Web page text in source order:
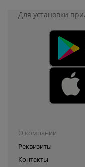
Для установки
О компании
Реквизиты
Контакты